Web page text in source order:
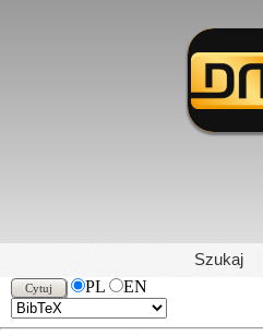
PL|EN
Szukaj
PL
EN